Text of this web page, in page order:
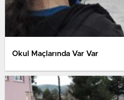
Okul Maçlarında Var Var